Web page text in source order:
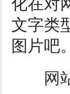
化在对
文字类
图片吧。
网站